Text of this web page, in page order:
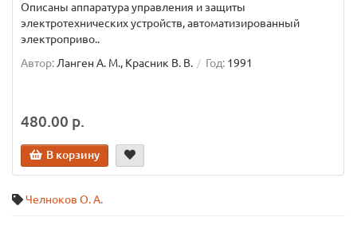
Описаны аппаратура управления и защиты
электротехнических устройств, автоматизированный
электроприво..
Автор: Ланген А. М., Красник В. В. Год: 1991
480.00 р.
В корзину
Челноков О. А.